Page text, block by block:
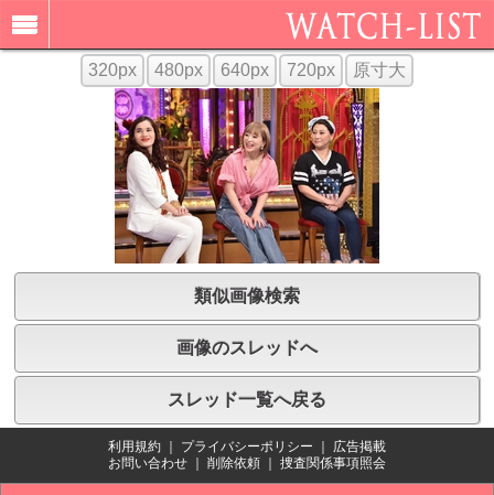
320px 480px 640px 720px 原寸大
類似画像検索
画像のスレッドへ
スレッド一覧へ戻る
利用規約 プライバシーポリシー
広告掲載
お問い合わせ
削除依頼 捜査関係事項照会